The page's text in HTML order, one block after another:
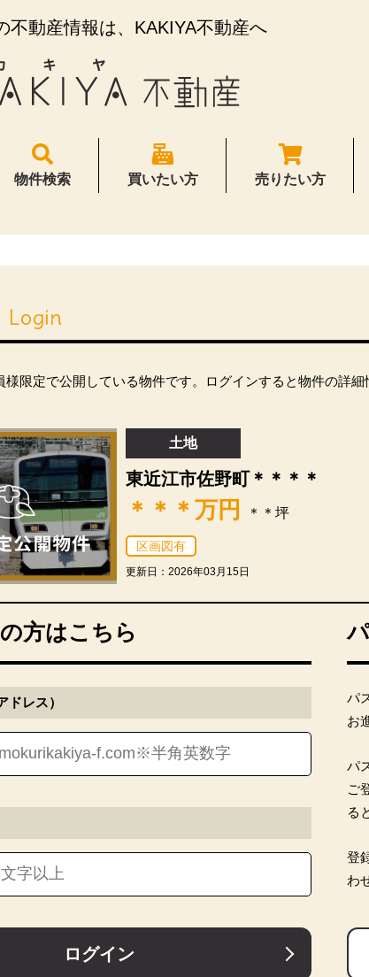
不動産情報は、KAKIYA不動産へ
物件検索 買いたい方 売りたい方
Login
様限定で公開している物件です。ログインすると物件の詳細
土地
東近江市佐野町＊＊＊＊
＊＊＊ 万円 ＊＊坪
区画図有
更新日：2026年03月15日
方はこちら
ドレス）
ログイン
パ
お
パ
ご
る
登
わ